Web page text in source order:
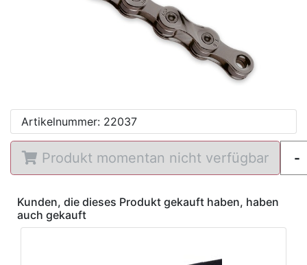
Artikelnummer: 22037
Produkt momentan nicht verfügbar
Kunden, die dieses Produkt gekauft haben, haben
auch gekauft